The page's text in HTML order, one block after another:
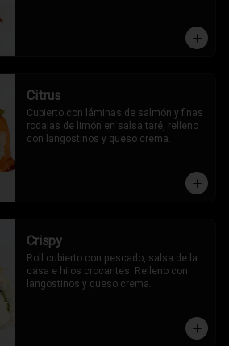
Citrus
Cubierto con láminas de salmón y finas
rodajas de limón en salsa taré, relleno
con langostinos y queso crema.
Crispy
Roll cubierto con pescado, salsa de la
casa e hilos crocantes. Relleno con
langostinos y queso crema.